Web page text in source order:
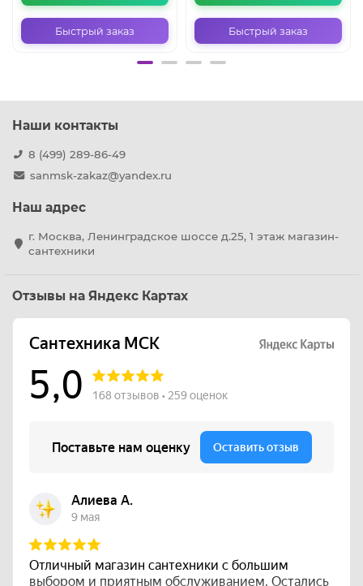
Быстрый заказ Быстрый заказ
Наши контакты
8 (499) 289-86-49
sanmsk-zakaz@yandex.ru
Наш адрес
г. Москва, Ленинградское шоссе д.25, 1 этаж магазин-
сантехники
Отзывы на Яндекс Картах